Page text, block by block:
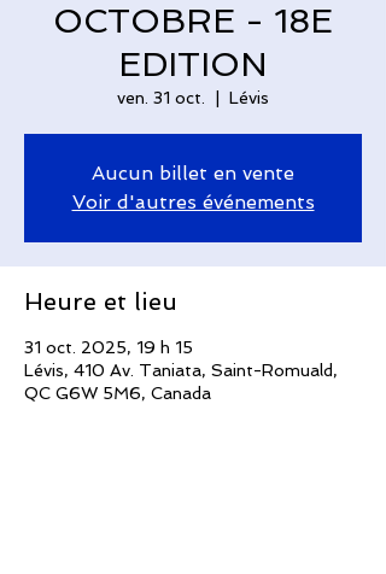
OCTOBRE - 18E
EDITION
ven. 31 oct. Lévis
Aucun billet en vente
Voir d'autres événements
Heure et lieu
31 oct. 2025, 19 h 15
Lévis, 410 Av. Taniata, Saint-Romuald,
QC G6W 5M6, Canada